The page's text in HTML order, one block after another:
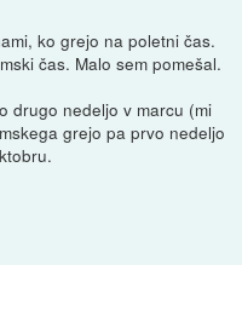
ko grejo na poletni čas.
čas. Malo sem pomešal.
drugo nedeljo v marcu (mi
grejo pa prvo nedeljo